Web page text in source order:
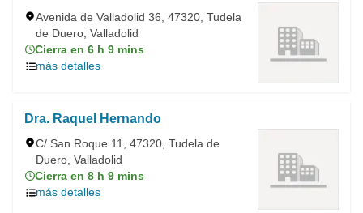
Avenida de Valladolid 36, 47320, Tudela
de Duero, Valladolid
Cierra en 6 h 9 mins
más detalles
Dra. Raquel Hernando
C/ San Roque 11, 47320, Tudela de
Duero, Valladolid
Cierra en 8 h 9 mins
más detalles